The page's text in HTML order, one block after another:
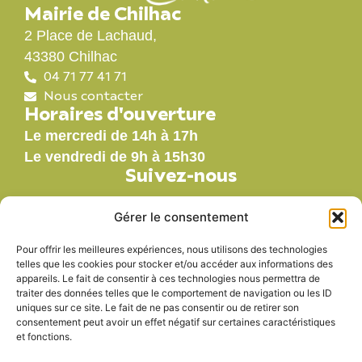
Gérer le consentement
Pour offrir les meilleures expériences, nous utilisons des technologies
telles que les cookies pour stocker et/ou accéder aux informations des
appareils. Le fait de consentir à ces technologies nous permettra de
traiter des données telles que le comportement de navigation ou les ID
uniques sur ce site. Le fait de ne pas consentir ou de retirer son
consentement peut avoir un effet négatif sur certaines caractéristiques
et fonctions.
Mairie de Chilhac
2 Place de Lachaud,
43380 Chilhac
04 71 77 41 71
Nous contacter
Horaires d'ouverture
Le mercredi de 14h à 17h
Le vendredi de 9h à 15h30
Suivez-nous
Nos labels